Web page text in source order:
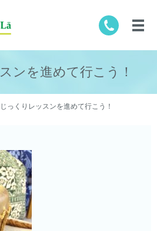
ンを進めて行こう！
じっくりレッスンを進めて行こう！